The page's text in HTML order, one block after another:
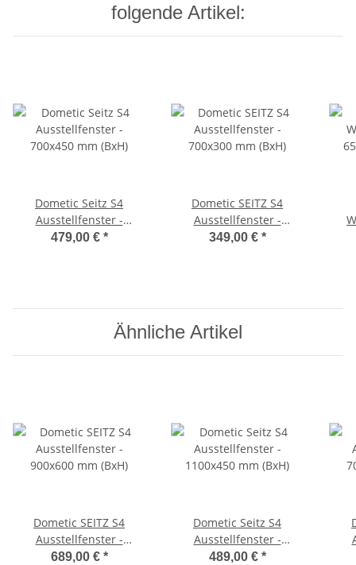
folgende Artikel:
Dometic Seitz S4
Ausstellfenster -
700x450 mm (BxH)
479,00 € *
Dometic SEITZ S4
Ausstellfenster -
700x300 mm (BxH)
349,00 € *
Ähnliche Artikel
Dometic SEITZ S4
Ausstellfenster -
900x600 mm (BxH)
689,00 € *
Dometic Seitz S4
Ausstellfenster -
1100x450 mm (BxH)
489,00 € *